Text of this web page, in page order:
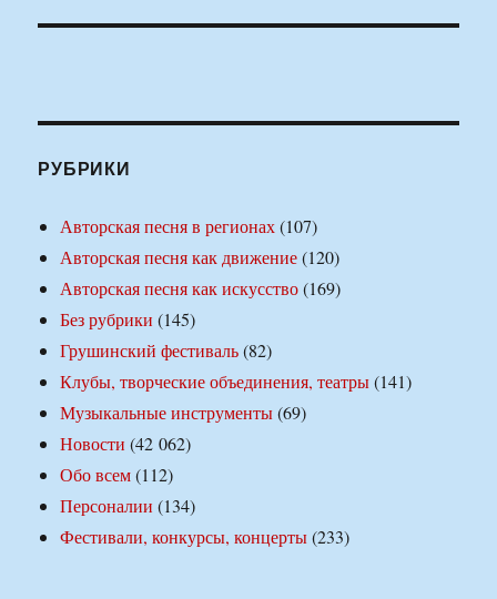
РУБРИКИ
Авторская песня в регионах(107)
Авторская песня как движение(120)
Авторская песня как искусство(169)
Без рубрики (145)
Грушинский фестиваль(82)
Клубы, творческие объединения, театры(141)
Музыкальные инструменты(69)
Новости (42 062)
Обо всем(112)
Персоналии (134)
Фестивали, конкурсы, концерты(233)